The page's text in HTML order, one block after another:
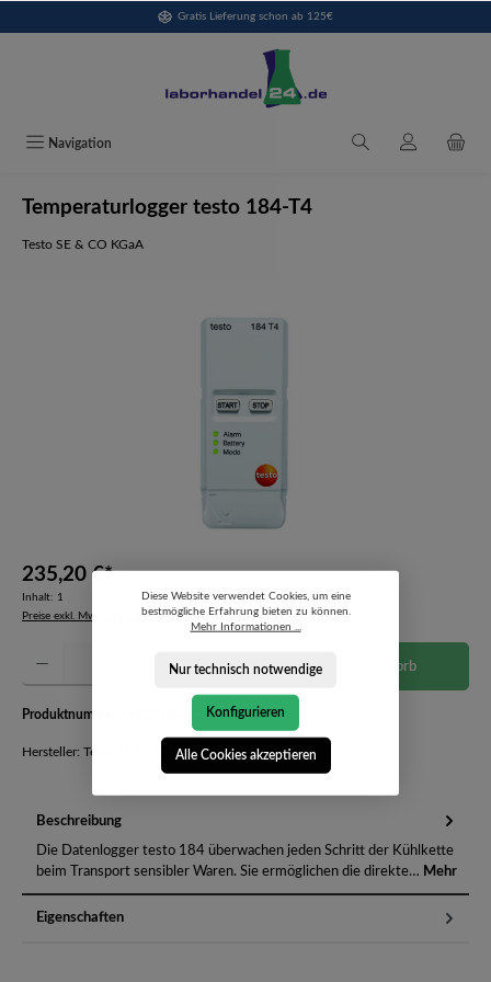
Gratis Lieferung schon ab 125€
Navigation
Temperaturlogger testo 184-T4
Testo SE & CO KGaA
235,20 €*
Inhalt: 1
Preise exkl. MwSt. zzgl. Versandkosten
Produkt Anzahl: Gib den gewünschten Wert ein oder benutze die Schaltflächen um die
In den Warenkorb
Produktnummer: 05721844-6291563
Hersteller: Testo SE & CO KGaA
Beschreibung
Die Datenlogger testo 184 überwachen jeden Schritt der Kühlkette
beim Transport sensibler Waren. Sie ermöglichen die direkte… Mehr
Eigenschaften
Diese Website verwendet Cookies, um eine
bestmögliche Erfahrung bieten zu können.
Mehr Informationen ...
Nur technisch notwendige
Konfigurieren
Alle Cookies akzeptieren